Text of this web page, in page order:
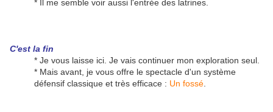
* Il me semble voir aussi l'entrée des latrines.
C'est la fin
* Je vous laisse ici. Je vais continuer mon exploration seul.
* Mais avant, je vous offre le spectacle d'un système
défensif classique et très efficace : Un fossé